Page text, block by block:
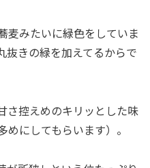
麦みたいに緑色をしていま
抜きの緑を加えてるからで
さ控えめのキリッとした味
にしてもらいます）。